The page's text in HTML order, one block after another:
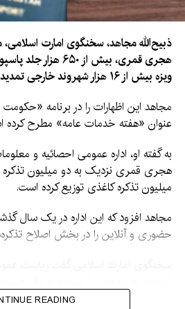
ذبیح‌الله مجاهد، سخنگوی امارت
هجری قمری، بیش از
ویزه بیش از ۱۶ هزار شهروند خارجی تمدید شده است.
مجاهد این اظهارات را در برنامه «حکومت
عنوان «هفته خدمات عامه» مطرح کرده
هجری قمری نزدیک به دو میلیون
میلیون تذکره کاغذی توزیع کرده است.
مجاهد افزود که این اداره در یک سال
حضوری و آنلاین را در بخش اصلاح
خدمات را سریع‌تر و آسان‌تر کند.
READING